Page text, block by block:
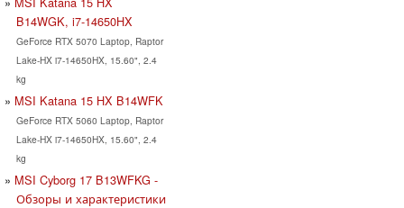
B14WGK, i7-14650HX
GeForce RTX 5070 Laptop, Raptor
Lake-HX i7-14650HX, 15.60", 2.4
kg
MSI Katana 15 HX B14WFK
GeForce RTX 5060 Laptop, Raptor
Lake-HX i7-14650HX, 15.60", 2.4
kg
MSI Cyborg 17 B13WFKG -
Обзоры и характеристики